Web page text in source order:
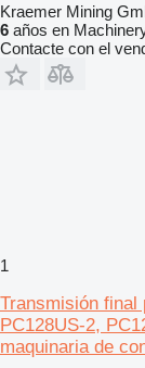
Kraemer Mining
6 años en
Contacte con el
1
Transmisión final
PC128US-2,
maquinaria de